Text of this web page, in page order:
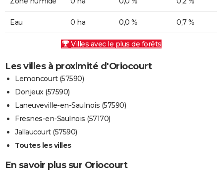
Eau 0 ha 0,0 % 0,7 %
Villes avec le plus de forêts
Les villes à proximité d'Oriocourt
Lemoncourt (57590)
Donjeux (57590)
Laneuveville-en-Saulnois (57590)
Fresnes-en-Saulnois (57170)
Jallaucourt (57590)
Toutes les villes
En savoir plus sur Oriocourt